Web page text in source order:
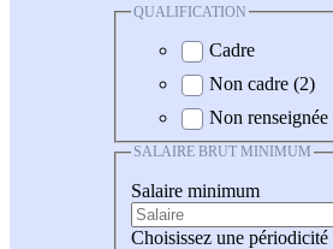
QUALIFICATION
Cadre
Non cadre (2)
Non renseignée
SALAIRE BRUT MINIMUM
Salaire minimum
Choisissez une périodicité